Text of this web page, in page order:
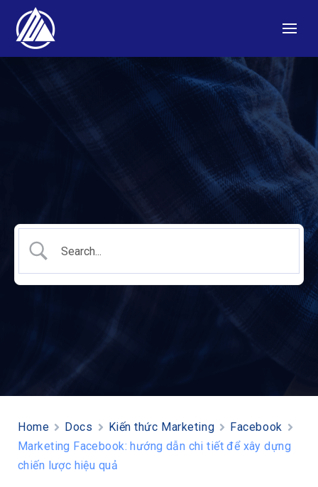
Home Docs Kiến thức Marketing
Facebook
Marketing Facebook: hướng dẫn chi tiết để xây dựng
chiến lược hiệu quả